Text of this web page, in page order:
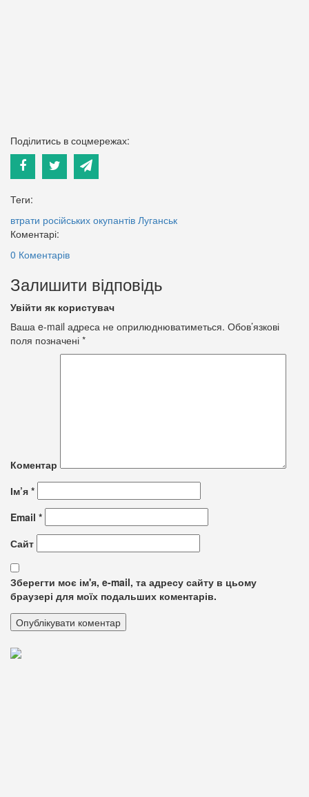
Поділитись в соцмережах:
Теги:
втрати російських окупантів Луганськ
Коментарі:
0 Коментарів
Залишити відповідь
Увійти як користувач
Ваша e-mail адреса не оприлюднюватиметься. Обов’язкові
поля позначені *
Коментар
Ім’я *
Email *
Сайт
Зберегти моє ім'я, e-mail, та адресу сайту в цьому
браузері для моїх подальших коментарів.